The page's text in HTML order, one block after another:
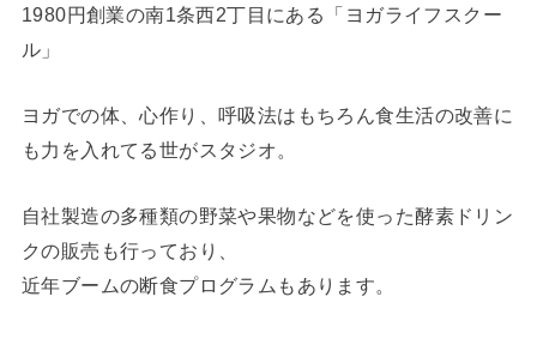
1980円創業の南1条西2丁目にある「ヨガライフスクー
ル」
ヨガでの体、心作り、呼吸法はもちろん食生活の改善に
も力を入れてる世がスタジオ。
自社製造の多種類の野菜や果物などを使った酵素ドリン
クの販売も行っており、
近年ブームの断食プログラムもあります。